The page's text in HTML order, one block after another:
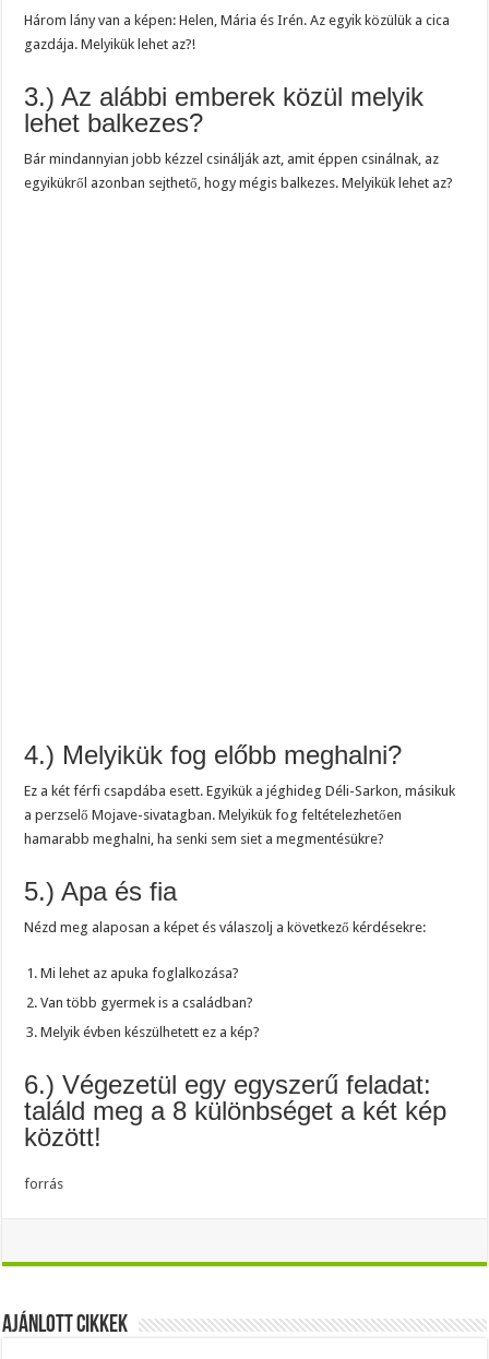
Három lány van a képen: Helen, Mária és Irén. Az egyik közülük a cica
gazdája. Melyikük lehet az?!
3.) Az alábbi emberek közül melyik
lehet balkezes?
Bár mindannyian jobb kézzel csinálják azt, amit éppen csinálnak, az
egyikükről azonban sejthető, hogy mégis balkezes. Melyikük lehet az?
4.) Melyikük fog előbb meghalni?
Ez a két férfi csapdába esett. Egyikük a jéghideg Déli-Sarkon, másikuk
a perzselő Mojave-sivatagban. Melyikük fog feltételezhetően
hamarabb meghalni, ha senki sem siet a megmentésükre?
5.) Apa és fia
Nézd meg alaposan a képet és válaszolj a következő kérdésekre:
Mi lehet az apuka foglalkozása?
Van több gyermek is a családban?
Melyik évben készülhetett ez a kép?
6.) Végezetül egy egyszerű feladat:
találd meg a 8 különbséget a két kép
között!
forrás
Ajánlott Cikkek